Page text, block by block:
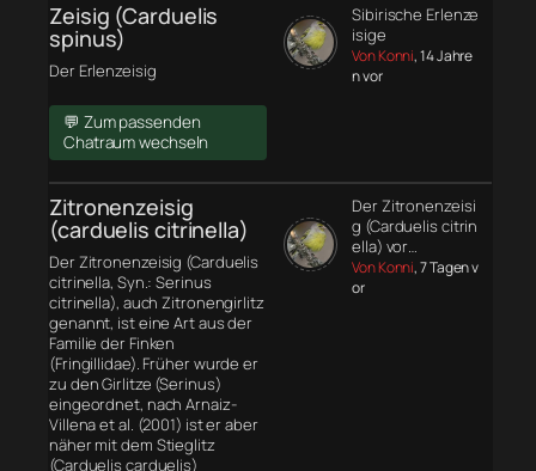
Zeisig (Carduelis
spinus)
Der Erlenzeisig
💬 Zum passenden
Chatraum wechseln
Sibirische Erlenze
isige
Von Konni, 14 Jahre
n vor
Zitronenzeisig
(carduelis citrinella)
Der Zitronenzeisig (Carduelis
citrinella, Syn.: Serinus
citrinella), auch Zitronengirlitz
genannt, ist eine Art aus der
Familie der Finken
(Fringillidae). Früher wurde er
zu den Girlitze (Serinus)
eingeordnet, nach Arnaiz-
Villena et al. (2001) ist er aber
näher mit dem Stieglitz
(Carduelis carduelis)
Der Zitronenzeisi
g (Carduelis citrin
ella) vor…
Von Konni, 7 Tagen v
or